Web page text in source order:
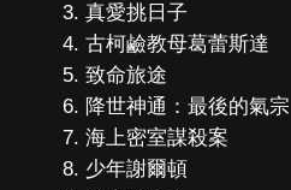
真愛挑日子
古柯鹼教母葛蕾斯達
致命旅途
降世神通：最後的氣宗
海上密室謀殺案
少年謝爾頓